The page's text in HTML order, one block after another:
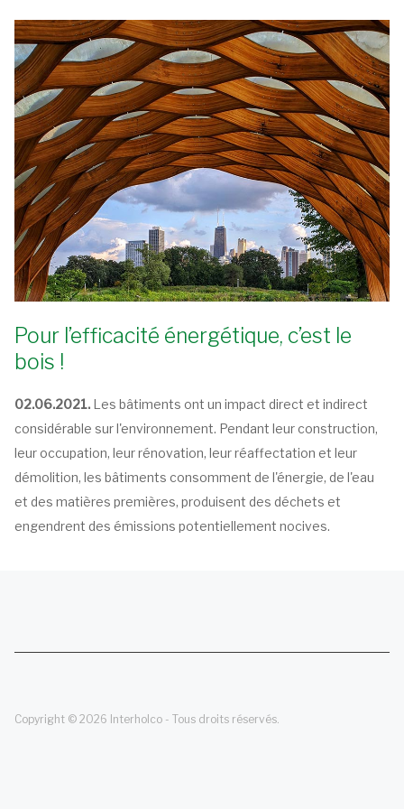
Pour l’efficacité énergétique, c’est le
bois !
02.06.2021. Les bâtiments ont un impact direct et indirect
considérable sur l'environnement. Pendant leur construction,
leur occupation, leur rénovation, leur réaffectation et leur
démolition, les bâtiments consomment de l'énergie, de l'eau
et des matières premières, produisent des déchets et
engendrent des émissions potentiellement nocives.
Copyright © 2026 Interholco - Tous droits réservés.